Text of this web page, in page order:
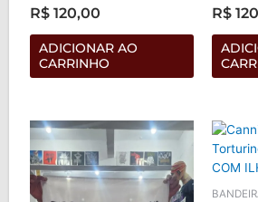
Avaliação
0
R$ 120,00
ADICIONAR AO
CARRINHO
Avaliação
0
R$